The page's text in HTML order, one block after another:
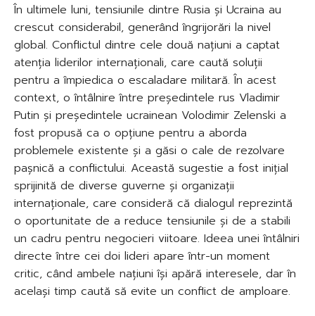
În ultimele luni, tensiunile dintre Rusia și Ucraina au
crescut considerabil, generând îngrijorări la nivel
global. Conflictul dintre cele două națiuni a captat
atenția liderilor internaționali, care caută soluții
pentru a împiedica o escaladare militară. În acest
context, o întâlnire între președintele rus Vladimir
Putin și președintele ucrainean Volodimir Zelenski a
fost propusă ca o opțiune pentru a aborda
problemele existente și a găsi o cale de rezolvare
pașnică a conflictului. Această sugestie a fost inițial
sprijinită de diverse guverne și organizații
internaționale, care consideră că dialogul reprezintă
o oportunitate de a reduce tensiunile și de a stabili
un cadru pentru negocieri viitoare. Ideea unei întâlniri
directe între cei doi lideri apare într-un moment
critic, când ambele națiuni își apără interesele, dar în
același timp caută să evite un conflict de amploare.